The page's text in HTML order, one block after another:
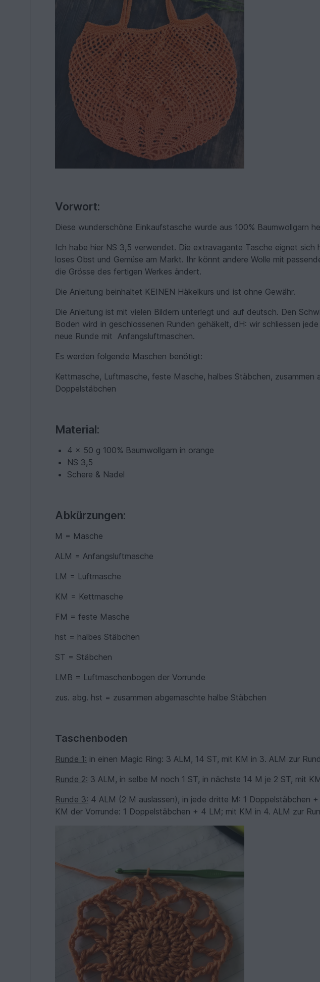
Vorwort:
Diese wunderschöne Einkaufstasche wurde aus 100% Baumwollgarn
Ich habe hier NS 3,5 verwendet. Die extravagante Tasche eignet sich
loses Obst und Gemüse am Markt. Ihr könnt andere Wolle mit
die Grösse des fertigen Werkes ändert.
Die Anleitung beinhaltet KEINEN Häkelkurs und ist ohne Gewähr.
Die Anleitung ist mit vielen Bildern unterlegt und auf deutsch. Den
Boden wird in geschlossenen Runden gehäkelt, dH: wir schliessen
neue Runde mit Anfangsluftmaschen.
Es werden folgende Maschen benötigt:
Kettmasche, Luftmasche, feste Masche, halbes Stäbchen,
Doppelstäbchen
Material:
4 x 50 g 100% Baumwollgarn in orange
NS 3,5
Schere & Nadel
Abkürzungen:
M = Masche
ALM = Anfangsluftmasche
LM = Luftmasche
KM = Kettmasche
FM = feste Masche
hst = halbes Stäbchen
ST = Stäbchen
LMB = Luftmaschenbogen der Vorrunde
zus. abg. hst = zusammen abgemaschte halbe Stäbchen
Taschenboden
Runde 1: in einen Magic Ring: 3 ALM, 14 ST, mit KM in 3. ALM zur
Runde 2: 3 ALM, in selbe M noch 1 ST, in nächste 14 M je 2 ST, mit
Runde 3: 4 ALM (2 M auslassen), in jede dritte M: 1 Doppelstäbchen
KM der Vorrunde: 1 Doppelstäbchen + 4 LM; mit KM in 4. ALM zur